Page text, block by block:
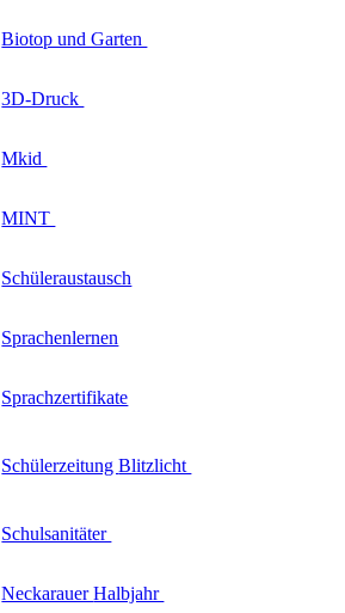
Biotop und Garten
3D-Druck
Mkid
MINT
Schüleraustausch
Sprachenlernen
Sprachzertifikate
SchülerzeitungBlitzlicht
Schulsanitäter
NeckarauerHalbjahr